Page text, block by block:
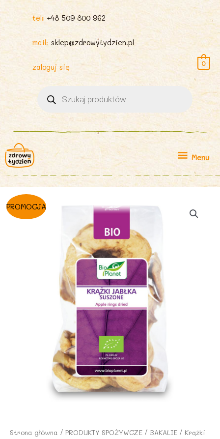
tel: +48 509 800 962
mail: sklep@zdrowytydzien.pl
zaloguj się
produktów
0
Menu
Menu
PROMOCJA
Strona główna / PRODUKTY SPOŻYWCZE / BAKALIE / Krążki